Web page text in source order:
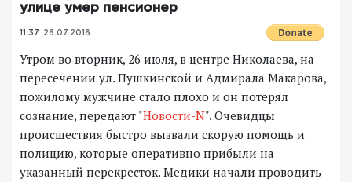
улице умер пенсионер
11:37 26.07.2016
Утром во вторник, 26 июля, в центре Николаева, на
пересечении ул. Пушкинской и Адмирала Макарова,
пожилому мужчине стало плохо и он потерял
сознание, передают "Новости-N". Очевидцы
происшествия быстро вызвали скорую помощь и
полицию, которые оперативно прибыли на
указанный перекресток. Медики начали проводить